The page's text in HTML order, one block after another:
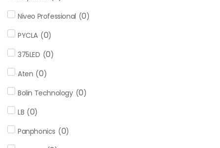
Niveo Professional (0)
PYCLA (0)
375LED (0)
Aten (0)
Bolin Technology (0)
LB (0)
Panphonics (0)